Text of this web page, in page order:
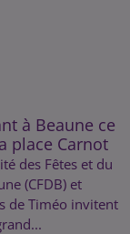
à Beaune ce
place Carnot
des Fêtes et du
(CFDB) et
de Timéo invitent